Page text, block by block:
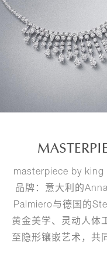
masterpiece by king
品牌：意大利的
Palmiero与德国的
黄金美学、灵动人体
至隐形镶嵌艺术，共